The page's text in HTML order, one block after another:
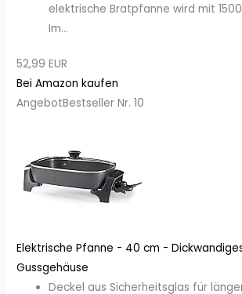
elektrische Bratpfanne wird mit
Im...
52,99 EUR
Bei Amazon kaufen
AngebotBestseller Nr. 10
Elektrische Pfanne - 40 cm -
Gussgehäuse
Deckel aus Sicherheitsglas für